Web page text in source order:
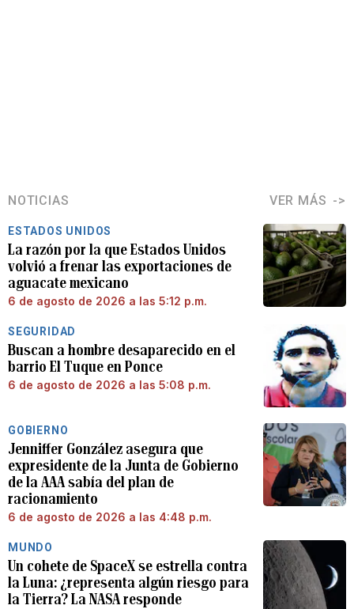
NOTICIAS VER MÁS
ESTADOS UNIDOS
La razón por la que Estados Unidos
volvió a frenar las exportaciones de
aguacate mexicano
6 de agosto de 2026 a las 5:12 p.m.
SEGURIDAD
Buscan a hombre desaparecido en el
barrio El Tuque en Ponce
6 de agosto de 2026 a las 5:08 p.m.
GOBIERNO
Jenniffer González asegura que
expresidente de la Junta de Gobierno
de la AAA sabía del plan de
racionamiento
6 de agosto de 2026 a las 4:48 p.m.
MUNDO
Un cohete de SpaceX se estrella contra
la Luna: ¿representa algún riesgo para
la Tierra? La NASA responde